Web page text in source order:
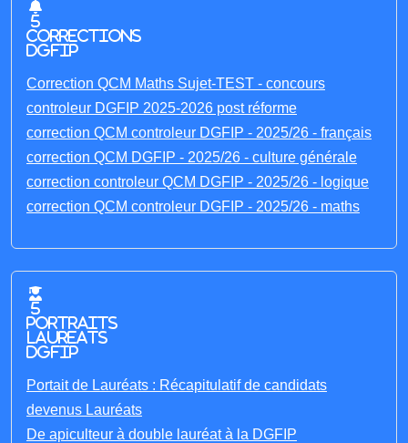
5
corrections
DGFIP
Correction QCM Maths Sujet-TEST - concours
controleur DGFIP 2025-2026 post réforme
correction QCM controleur DGFIP - 2025/26 - français
correction QCM DGFIP - 2025/26 - culture générale
correction controleur QCM DGFIP - 2025/26 - logique
correction QCM controleur DGFIP - 2025/26 - maths
5
portraits
laureats
DGFIP
Portait de Lauréats : Récapitulatif de candidats
devenus Lauréats
De apiculteur à double lauréat à la DGFIP